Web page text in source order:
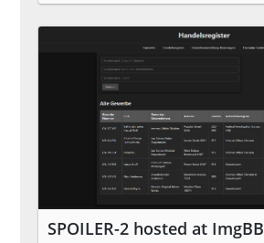
SPOILER-2 hosted at ImgBB